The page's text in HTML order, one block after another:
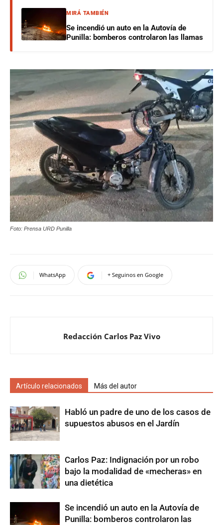
MIRÁ TAMBIÉN
Se incendió un auto en la Autovía de
Punilla: bomberos controlaron las llamas
Foto: Prensa URD Punilla
WhatsApp + Seguinos en Google
Redacción Carlos Paz Vivo
Artículo relacionados Más del autor
Habló un padre de uno de los casos de
supuestos abusos en el Jardín
Carlos Paz: Indignación por un robo
bajo la modalidad de «mecheras» en
una dietética
Se incendió un auto en la Autovía de
Punilla: bomberos controlaron las